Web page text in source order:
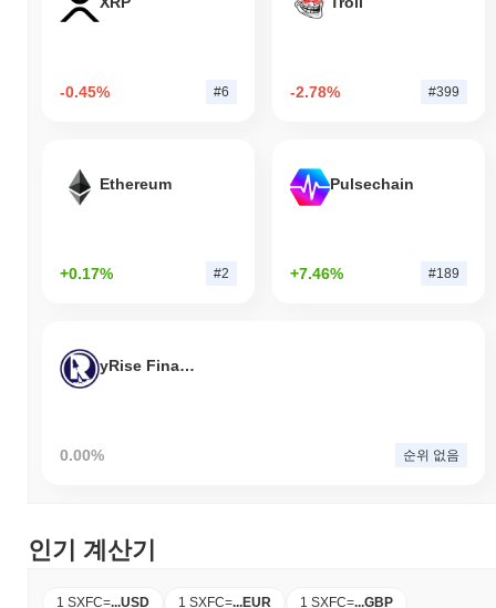
-0.45% #6 -2.78% #399
Ethereum
+0.17% #2
Pulsechain
+7.46% #189
yRise Finance
0.00% 순위 없음
인기 계산기
1 SXFC=...USD 1 SXFC=...EUR 1 SXFC=...GBP